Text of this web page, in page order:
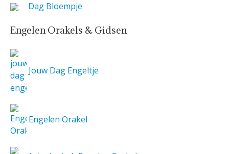
Dag Bloempje
Engelen Orakels & Gidsen
Jouw Dag Engeltje
Engelen Orakel